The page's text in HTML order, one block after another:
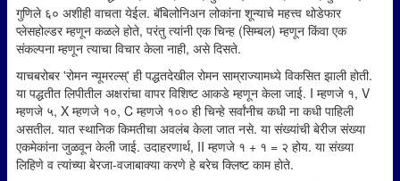
गुणिले ६० अशीही वाचता येईल. बॅबिलोनिअन लोकांना शून्याचे महत्त्व थोडेफार
प्लेसहोल्डर म्हणून कळले होते, परंतु त्यांनी एक चिन्ह (सिम्बल) म्हणून किंवा एक
संकल्पना म्हणून त्याचा विचार केला नाही, असे दिसते.
याचबरोबर 'रोमन न्यूमरल्स्' ही पद्धतदेखील रोमन साम्राज्यामध्ये विकसित झाली होती.
या पद्धतीत लिपीतील अक्षरांचा वापर विशिष्ट आकडे म्हणून केला जाई. I म्हणजे १, V
म्हणजे ५, X म्हणजे १०, C म्हणजे १०० ही चिन्हे सर्वांनीच कधी ना कधी पाहिली
असतील. यात स्थानिक किमतीचा अवलंब केला जात नसे. या संख्यांची बेरीज संख्या
एकमेकांना जुळवून केली जाई. उदाहरणार्थ, II म्हणजे १ + १ = २ होय. या संख्या
लिहिणे व त्यांच्या बेरजा-वजाबाक्या करणे हे बरेच क्लिष्ट काम होते.